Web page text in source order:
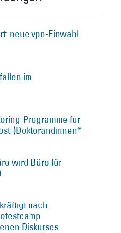
neue vpn-Einwahl
im
Programme für
)Doktorandinnen*
wird Büro für
nach
Diskurses